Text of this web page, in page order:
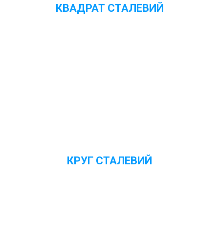
КВАДРАТ СТАЛЕВИЙ
КРУГ СТАЛЕВИЙ